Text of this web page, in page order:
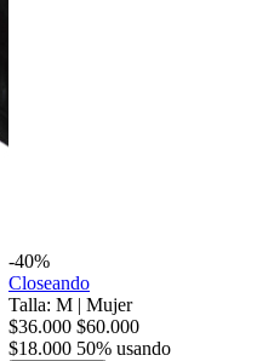
-40%
Closeando
Talla: M | Mujer
$36.000 $60.000
$18.000 50% usando